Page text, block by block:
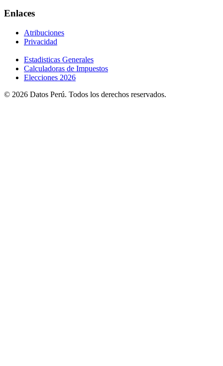
Enlaces
Atribuciones
Privacidad
Estadisticas Generales
Calculadoras de Impuestos
Elecciones 2026
© 2026 Datos Perú. Todos los derechos reservados.